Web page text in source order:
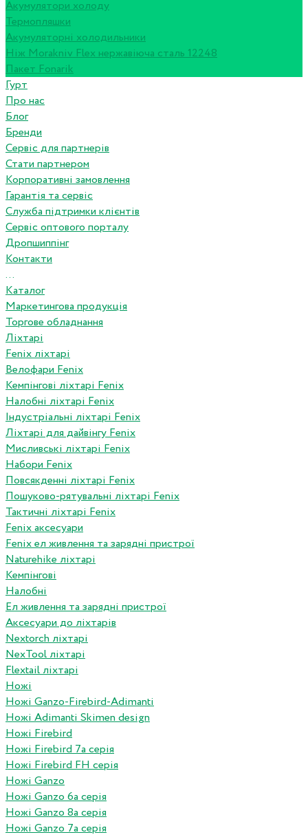
Акумулятори холоду
Термопляшки
Акумуляторні холодильники
Ніж Morakniv Flex нержавіюча сталь 12248
Пакет Fonarik
Гурт
Про нас
Блог
Бренди
Сервіс для партнерів
Стати партнером
Корпоративні замовлення
Гарантія та сервіс
Служба підтримки клієнтів
Сервіс оптового порталу
Дропшиппінг
Контакти
...
Каталог
Маркетингова продукція
Торгове обладнання
Ліхтарі
Fenix ліхтарі
Велофари Fenix
Кемпінгові ліхтарі Fenix
Налобні ліхтарі Fenix
Індустріальні ліхтарі Fenix
Ліхтарі для дайвінгу Fenix
Мисливські ліхтарі Fenix
Набори Fenix
Повсякденні ліхтарі Fenix
Пошуково-рятувальні ліхтарі Fenix
Тактичні ліхтарі Fenix
Fenix аксесуари
Fenix ел живлення та зарядні пристрої
Naturehike ліхтарі
Кемпінгові
Налобні
Ел живлення та зарядні пристрої
Аксесуари до ліхтарів
Nextorch ліхтарі
NexTool ліхтарі
Flextail ліхтарі
Ножі
Ножі Ganzo-Firebird-Adimanti
Ножі Adimanti Skimen design
Ножі Firebird
Ножі Firebird 7а серія
Ножі Firebird FH серія
Ножі Ganzo
Ножі Ganzo 6а серія
Ножі Ganzo 8а серія
Ножі Ganzo 7а серія